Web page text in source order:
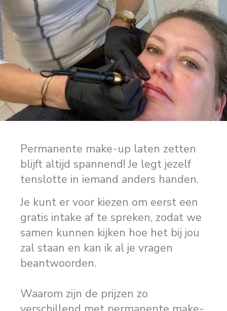
Permanente make-up laten zetten
blijft altijd spannend! Je legt jezelf
tenslotte in iemand anders handen.
Je kunt er voor kiezen om eerst een
gratis intake af te spreken, zodat we
samen kunnen kijken hoe het bij jou
zal staan en kan ik al je vragen
beantwoorden.
Waarom zijn de prijzen zo